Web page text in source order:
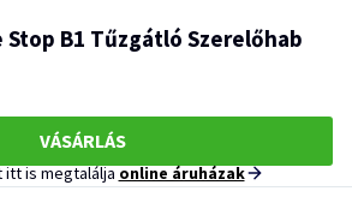
Stop B1 Tűzgátló Szerelőhab
VÁSÁRLÁS
itt is megtaláljaonline áruházak